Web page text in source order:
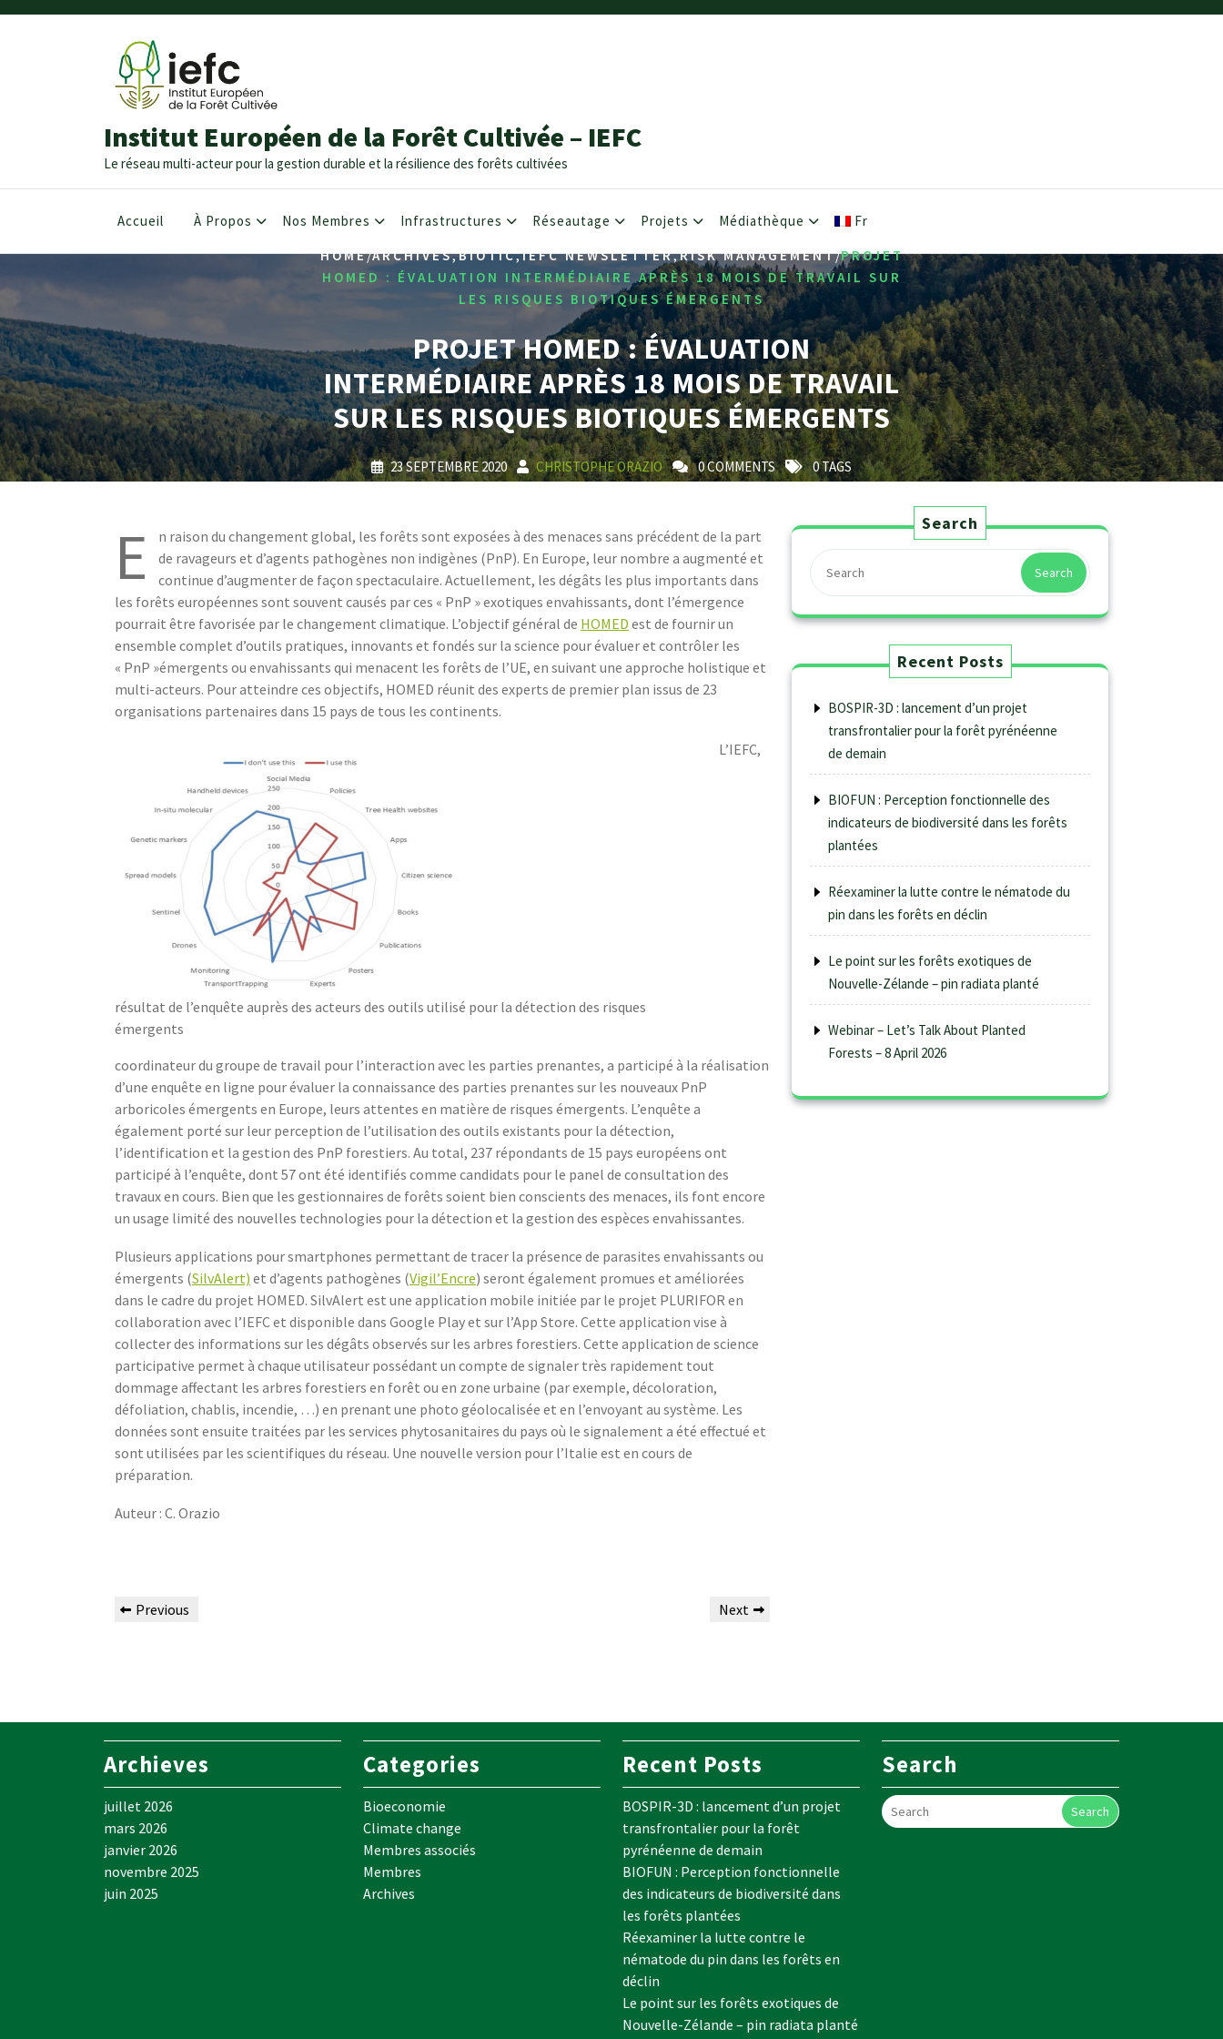
Institut Européen de la Forêt Cultivée – IEFC
Le réseau multi-acteur pour la gestion durable et la résilience des forêts cultivées
Accueil À Propos Nos Membres Infrastructures Réseautage Projets Médiathèque
Fr
HOME/ARCHIVES,BIOTIC,IEFC NEWSLETTER,RISK MANAGEMENT/PROJET
HOMED : ÉVALUATION INTERMÉDIAIRE APRÈS 18 MOIS DE TRAVAIL SUR
LES RISQUES BIOTIQUES ÉMERGENTS
PROJET HOMED : ÉVALUATION
INTERMÉDIAIRE APRÈS 18 MOIS DE TRAVAIL
SUR LES RISQUES BIOTIQUES ÉMERGENTS
23 SEPTEMBRE 2020 CHRISTOPHE ORAZIO 0 COMMENTS 0 TAGS
E
n raison du changement global, les forêts sont exposées à des menaces sans précédent de la part
de ravageurs et d’agents pathogènes non indigènes (PnP). En Europe, leur nombre a augmenté et
continue d’augmenter de façon spectaculaire. Actuellement, les dégâts les plus importants dans
les forêts européennes sont souvent causés par ces « PnP » exotiques envahissants, dont l’émergence
pourrait être favorisée par le changement climatique. L’objectif général de HOMED est de fournir un
ensemble complet d’outils pratiques, innovants et fondés sur la science pour évaluer et contrôler les
« PnP »émergents ou envahissants qui menacent les forêts de l’UE, en suivant une approche holistique et
multi-acteurs. Pour atteindre ces objectifs, HOMED réunit des experts de premier plan issus de 23
organisations partenaires dans 15 pays de tous les continents.
résultat de l’enquête auprès des acteurs des outils utilisé pour la détection des risques
émergents
L’IEFC,
coordinateur du groupe de travail pour l’interaction avec les parties prenantes, a participé à la réalisation
d’une enquête en ligne pour évaluer la connaissance des parties prenantes sur les nouveaux PnP
arboricoles émergents en Europe, leurs attentes en matière de risques émergents. L’enquête a
également porté sur leur perception de l’utilisation des outils existants pour la détection,
l’identification et la gestion des PnP forestiers. Au total, 237 répondants de 15 pays européens ont
participé à l’enquête, dont 57 ont été identifiés comme candidats pour le panel de consultation des
travaux en cours. Bien que les gestionnaires de forêts soient bien conscients des menaces, ils font encore
un usage limité des nouvelles technologies pour la détection et la gestion des espèces envahissantes.
Plusieurs applications pour smartphones permettant de tracer la présence de parasites envahissants ou
émergents (SilvAlert) et d’agents pathogènes (Vigil’Encre) seront également promues et améliorées
dans le cadre du projet HOMED. SilvAlert est une application mobile initiée par le projet PLURIFOR en
collaboration avec l’IEFC et disponible dans Google Play et sur l’App Store. Cette application vise à
collecter des informations sur les dégâts observés sur les arbres forestiers. Cette application de science
participative permet à chaque utilisateur possédant un compte de signaler très rapidement tout
dommage affectant les arbres forestiers en forêt ou en zone urbaine (par exemple, décoloration,
défoliation, chablis, incendie, …) en prenant une photo géolocalisée et en l’envoyant au système. Les
données sont ensuite traitées par les services phytosanitaires du pays où le signalement a été effectué et
sont utilisées par les scientifiques du réseau. Une nouvelle version pour l’Italie est en cours de
préparation.
Auteur : C. Orazio
Previous Next
Search
Search
Recent Posts
BOSPIR-3D : lancement d’un projet
transfrontalier pour la forêt pyrénéenne
de demain
BIOFUN : Perception fonctionnelle des
indicateurs de biodiversité dans les forêts
plantées
Réexaminer la lutte contre le nématode du
pin dans les forêts en déclin
Le point sur les forêts exotiques de
Nouvelle-Zélande – pin radiata planté
Webinar – Let’s Talk About Planted
Forests – 8 April 2026
Archieves
juillet 2026
mars 2026
janvier 2026
novembre 2025
juin 2025
Categories
Bioeconomie
Climate change
Membres associés
Membres
Archives
Recent Posts
BOSPIR-3D : lancement d’un projet
transfrontalier pour la forêt
pyrénéenne de demain
BIOFUN : Perception fonctionnelle
des indicateurs de biodiversité dans
les forêts plantées
Réexaminer la lutte contre le
nématode du pin dans les forêts en
déclin
Le point sur les forêts exotiques de
Nouvelle-Zélande – pin radiata planté
Search
Search